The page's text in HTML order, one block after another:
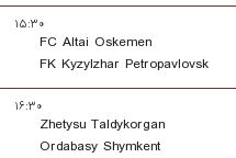
۱۵:۳۰
FC Altai Oskemen
FK Kyzylzhar Petropavlovsk
۱۶:۳۰
Zhetysu Taldykorgan
Ordabasy Shymkent